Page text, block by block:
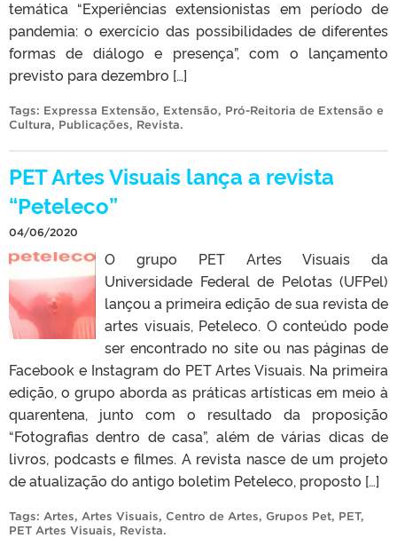
temática “Experiências extensionistas em período de
pandemia: o exercício das possibilidades de diferentes
formas de diálogo e presença”, com o lançamento
previsto para dezembro […]
Tags: Expressa Extensão, Extensão, Pró-Reitoria de Extensão e
Cultura, Publicações, Revista.
PET Artes Visuais lança a revista
“Peteleco”
04/06/2020
O grupo PET Artes Visuais da
Universidade Federal de Pelotas (UFPel)
lançou a primeira edição de sua revista de
artes visuais, Peteleco. O conteúdo pode
ser encontrado no site ou nas páginas de
Facebook e Instagram do PET Artes Visuais. Na primeira
edição, o grupo aborda as práticas artísticas em meio à
quarentena, junto com o resultado da proposição
“Fotografias dentro de casa”, além de várias dicas de
livros, podcasts e filmes. A revista nasce de um projeto
de atualização do antigo boletim Peteleco, proposto […]
Tags: Artes, Artes Visuais, Centro de Artes, Grupos Pet, PET,
PET Artes Visuais, Revista.